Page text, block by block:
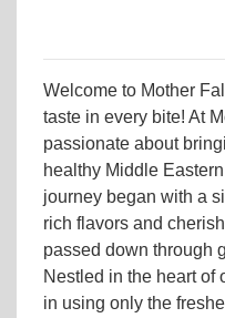
Welcome to Mother
taste in every bite! At
passionate about
healthy Middle
journey began with a
rich flavors and
passed down through
Nestled in the heart of
in using only the